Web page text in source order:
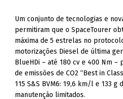
Um conjunto de tecnologias e
permitiram que o SpaceTourer
máxima de 5 estrelas no
motorizações Diesel de última
BlueHDi – até 180 cv e 400 Nm –
de emissões de CO2 “Best in
115 S&S BVM6: 19,6 km/l e 133 g
manutenção limitados.